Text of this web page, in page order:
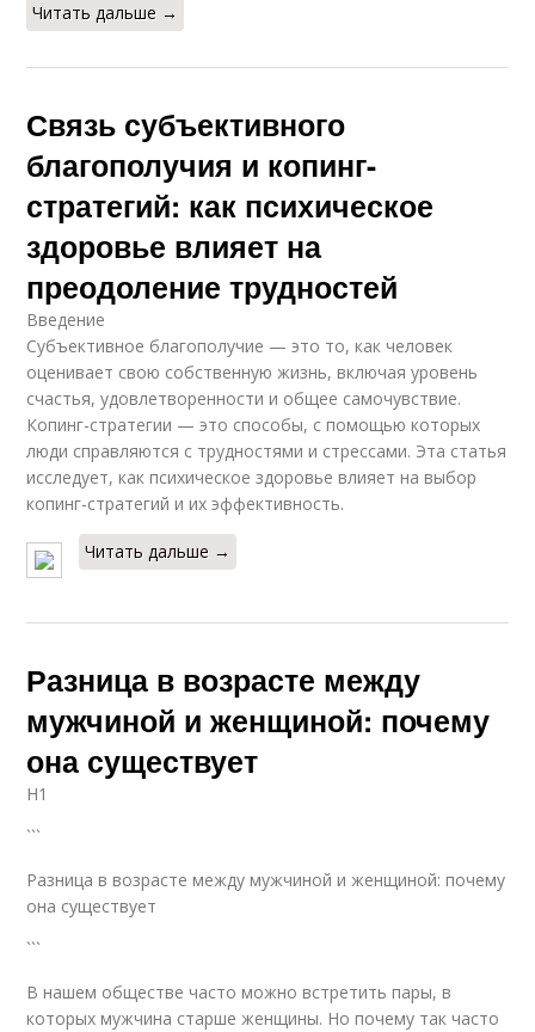
Читать дальше →
Связь субъективного
благополучия и копинг-
стратегий: как психическое
здоровье влияет на
преодоление трудностей
Введение
Субъективное благополучие — это то, как человек
оценивает свою собственную жизнь, включая уровень
счастья, удовлетворенности и общее самочувствие.
Копинг-стратегии — это способы, с помощью которых
люди справляются с трудностями и стрессами. Эта статья
исследует, как психическое здоровье влияет на выбор
копинг-стратегий и их эффективность.
Читать дальше →
Разница в возрасте между
мужчиной и женщиной: почему
она существует
H1
```
Разница в возрасте между мужчиной и женщиной: почему
она существует
```
В нашем обществе часто можно встретить пары, в
которых мужчина старше женщины. Но почему так часто